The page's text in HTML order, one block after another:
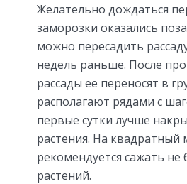
Желательно дождаться
заморозки оказались
можно пересадить
недель раньше. После
рассады ее переносят в
располагают рядами с
первые сутки лучше
растения. На квадратный
рекомендуется сажать
растений.